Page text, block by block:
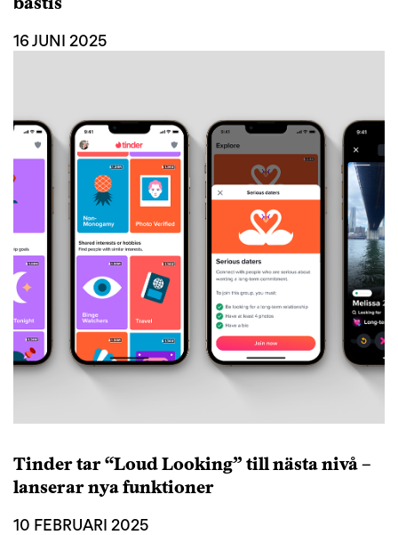
16 JUNI 2025
Tinder tar “Loud Looking” till nästa nivå –
lanserar nya funktioner
10 FEBRUARI 2025